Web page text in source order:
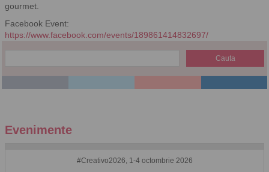
gourmet.
Facebook Event:
https://www.facebook.com/events/189861414832697/
Evenimente
#Creativo2026, 1-4 octombrie 2026